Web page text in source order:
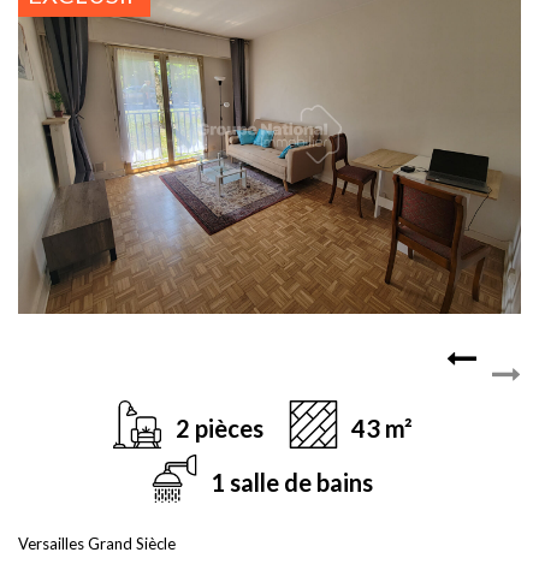
2 pièces
43 m²
1 salle de bains
Versailles Grand Siècle